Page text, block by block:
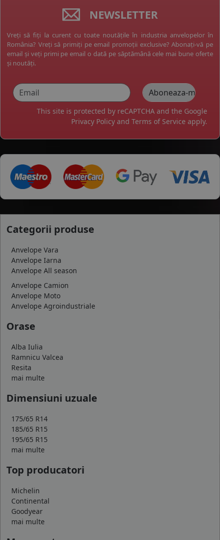
NEWSLETTER
Vreți să fiți la curent cu toate noutățile în industria anvelopelor în
România? Vreți să primiți pe email promoții exclusive? Abonați-vă pe
email și veți primi pe email o dată pe săptămână cele mai bune oferte
și noutăți.
This site is protected by reCAPTCHA and the Google
Privacy Policy and Terms of Service apply.
Categorii produse
Anvelope Vara
Anvelope Iarna
Anvelope All season
Anvelope Camion
Anvelope Moto
Anvelope Agroindustriale
Orase
Alba Iulia
Ramnicu Valcea
Resita
mai multe
Dimensiuni uzuale
175/65 R14
185/65 R15
195/65 R15
mai multe
Top producatori
Michelin
Continental
Goodyear
mai multe